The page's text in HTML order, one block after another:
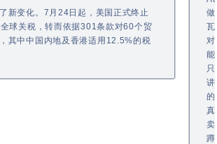
新变化。7月24日起，美国正式终止
球关税，转而依据301条款对60个贸
其中中国内地及香港适用12.5%的税
做
瓦
对
能
讲
的
真
卖
蹲